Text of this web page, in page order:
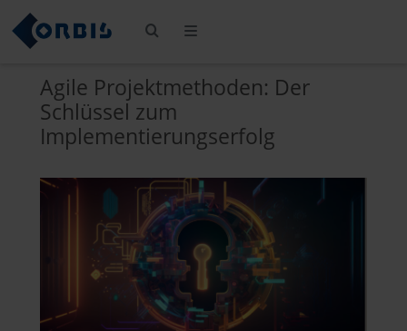
Agile Projektmethoden: Der
Schlüssel zum
Implementierungserfolg